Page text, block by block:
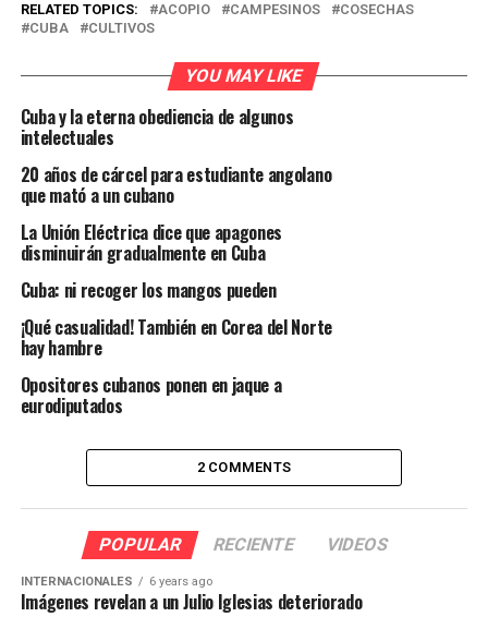
RELATED TOPICS: ACOPIO CAMPESINOS
COSECHAS
CUBA
CULTIVOS
YOU MAY LIKE
Cuba y la eterna obediencia de algunos
intelectuales
20 años de cárcel para estudiante angolano
que mató a un cubano
La Unión Eléctrica dice que apagones
disminuirán gradualmente en Cuba
Cuba: ni recoger los mangos pueden
¡Qué casualidad! También en Corea del Norte
hay hambre
Opositores cubanos ponen en jaque a
eurodiputados
2 COMMENTS
POPULAR RECIENTE VIDEOS
INTERNACIONALES 6 years ago
Imágenes revelan a un Julio Iglesias deteriorado